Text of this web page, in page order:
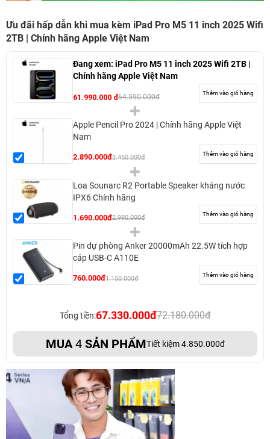
Ưu đãi hấp dẫn khi mua kèm iPad Pro M5 11 inch 2025 Wifi
2TB | Chính hãng Apple Việt Nam
Đang xem: iPad Pro M5 11 inch 2025 Wifi 2TB |
Chính hãng Apple Việt Nam
61.990.000 đ64.590.000đ Thêm vào giỏ hàng
Apple Pencil Pro 2024 | Chính hãng Apple Việt
Nam
2.890.000đ3.450.000đ Thêm vào giỏ hàng
Loa Sounarc R2 Portable Speaker kháng nước
IPX6 Chính hãng
1.690.000đ2.990.000đ Thêm vào giỏ hàng
Pin dự phòng Anker 20000mAh 22.5W tích hợp
cáp USB-C A110E
760.000đ1.150.000đ Thêm vào giỏ hàng
Tổng tiền:67.330.000đ72.180.000đ
MUA 4SẢN PHẨMTiết kiệm 4.850.000đ